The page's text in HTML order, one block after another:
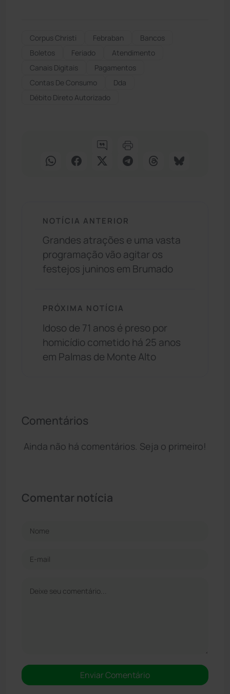
Corpus Christi Febraban
Bancos
Boletos
Feriado
Atendimento
Canais Digitais
Pagamentos
Contas De Consumo
Dda
Débito Direto Autorizado
NOTÍCIA ANTERIOR
Grandes atrações e uma vasta
programação vão agitar os
festejos juninos em Brumado
PRÓXIMA NOTÍCIA
Idoso de 71 anos é preso por
homicídio cometido há 25 anos
em Palmas de Monte Alto
Comentários
Ainda não há comentários. Seja o primeiro!
Comentar notícia